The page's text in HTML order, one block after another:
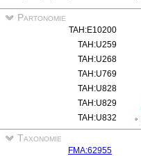
Partonomie
TAH:E10200
TAH:U259
TAH:U268
TAH:U769
TAH:U828
TAH:U829
TAH:U832
Taxonomie
FMA:62955